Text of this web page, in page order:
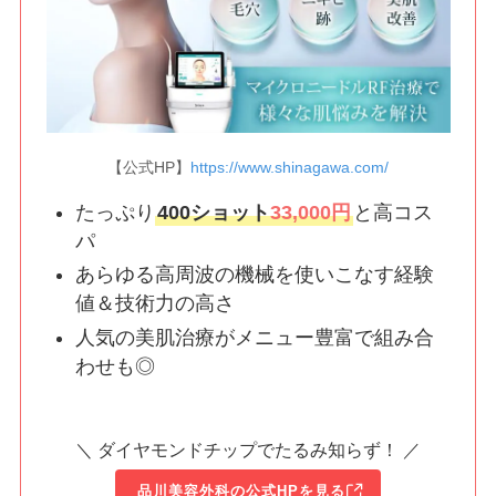
【公式HP】 https://www.shinagawa.com/
たっぷり400ショット33,000円 と高コス
パ
あらゆる高周波の機械を使いこなす経験
値＆技術力の高さ
人気の美肌治療がメニュー豊富で組み合
わせも◎
＼ ダイヤモンドチップでたるみ知らず！ ／
品川美容外科の公式HPを見る